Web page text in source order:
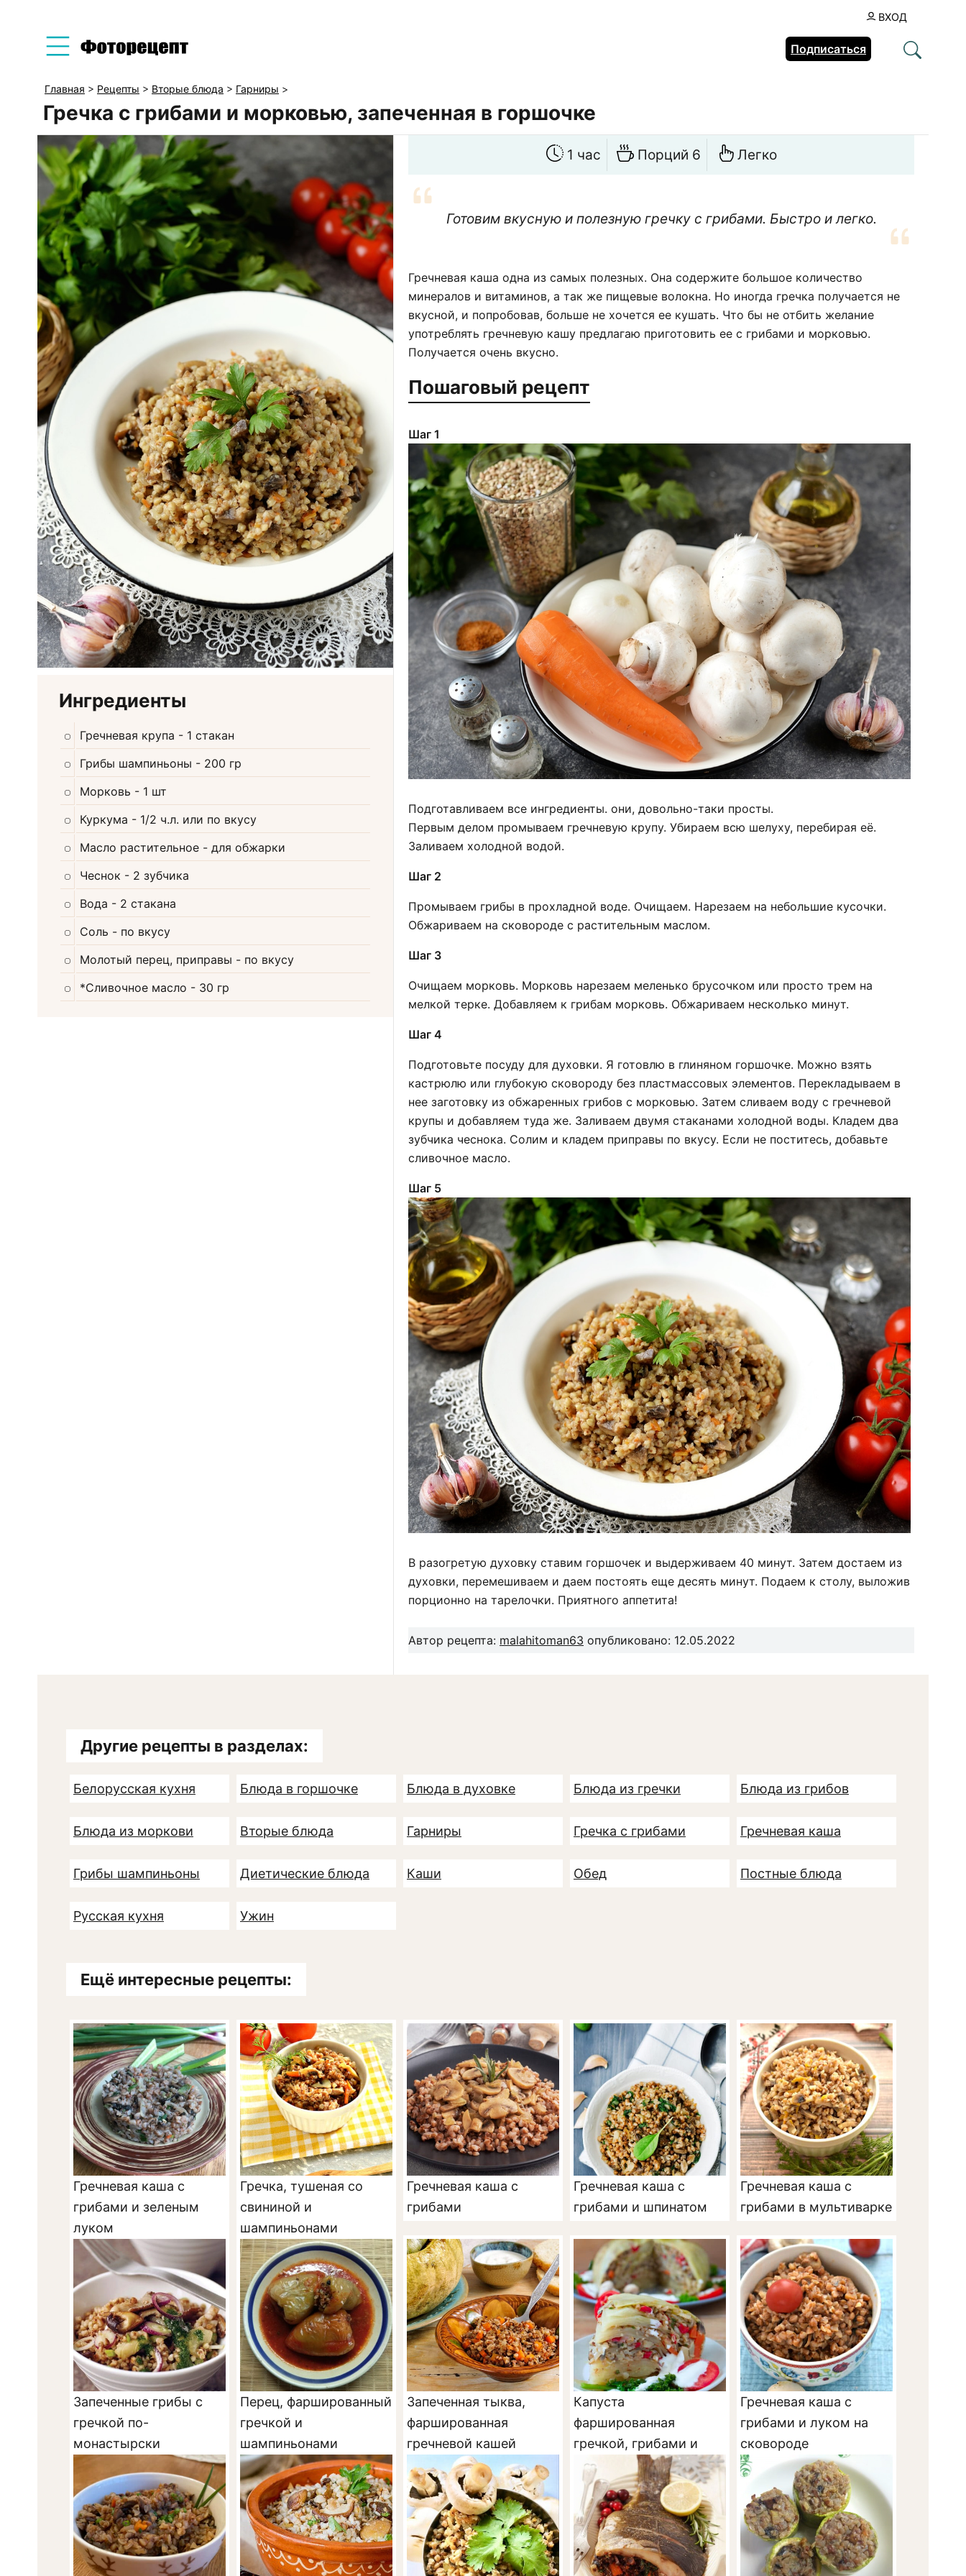
ВХОД
Подписаться
Главная > Рецепты > Вторые блюда > Гарниры >
Гречка с грибами и морковью, запеченная в горшочке
Ингредиенты
Гречневая крупа - 1 стакан
Грибы шампиньоны - 200 гр
Морковь - 1 шт
Куркума - 1/2 ч.л. или по вкусу
Масло растительное - для обжарки
Чеснок - 2 зубчика
Вода - 2 стакана
Соль - по вкусу
Молотый перец, приправы - по вкусу
*Сливочное масло - 30 гр
1 час Порций 6 Легко
Готовим вкусную и полезную гречку с грибами. Быстро и легко.
Гречневая каша одна из самых полезных. Она содержите большое количество
минералов и витаминов, а так же пищевые волокна. Но иногда гречка получается не
вкусной, и попробовав, больше не хочется ее кушать. Что бы не отбить желание
употреблять гречневую кашу предлагаю приготовить ее с грибами и морковью.
Получается очень вкусно.
Пошаговый рецепт
Шаг 1
Подготавливаем все ингредиенты. они, довольно-таки просты.
Первым делом промываем гречневую крупу. Убираем всю шелуху, перебирая её.
Заливаем холодной водой.
Шаг 2
Промываем грибы в прохладной воде. Очищаем. Нарезаем на небольшие кусочки.
Обжариваем на сковороде с растительным маслом.
Шаг 3
Очищаем морковь. Морковь нарезаем меленько брусочком или просто трем на
мелкой терке. Добавляем к грибам морковь. Обжариваем несколько минут.
Шаг 4
Подготовьте посуду для духовки. Я готовлю в глиняном горшочке. Можно взять
кастрюлю или глубокую сковороду без пластмассовых элементов. Перекладываем в
нее заготовку из обжаренных грибов с морковью. Затем сливаем воду с гречневой
крупы и добавляем туда же. Заливаем двумя стаканами холодной воды. Кладем два
зубчика чеснока. Солим и кладем приправы по вкусу. Если не поститесь, добавьте
сливочное масло.
Шаг 5
В разогретую духовку ставим горшочек и выдерживаем 40 минут. Затем достаем из
духовки, перемешиваем и даем постоять еще десять минут. Подаем к столу, выложив
порционно на тарелочки. Приятного аппетита!
Автор рецепта: malahitoman63 опубликовано: 12.05.2022
Другие рецепты в разделах:
Белорусская кухня Блюда в горшочке Блюда в духовке Блюда из гречки Блюда из грибов
Блюда из моркови Вторые блюда Гарниры Гречка с грибами Гречневая каша
Грибы шампиньоны Диетические блюда Каши Обед Постные блюда
Русская кухня Ужин
Ещё интересные рецепты:
Гречневая каша с
грибами и зеленым
луком
Гречка, тушеная со
свининой и
шампиньонами
Гречневая каша с
грибами
Гречневая каша с
грибами и шпинатом
Гречневая каша с
грибами в мультиварке
Запеченные грибы с
гречкой по-
монастырски
Перец, фаршированный
гречкой и
шампиньонами
Запеченная тыква,
фаршированная
гречневой кашей
Капуста
фаршированная
гречкой, грибами и
овощами
Гречневая каша с
грибами и луком на
сковороде